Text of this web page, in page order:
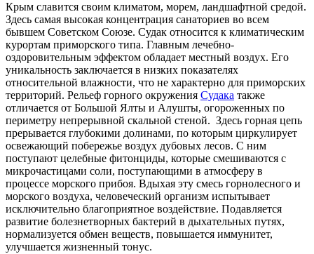
Крым славится своим климатом, морем, ландшафтной средой.
Здесь самая высокая концентрация санаториев во всем
бывшем Советском Союзе. Судак относится к климатическим
курортам приморского типа. Главным лечебно-
оздоровительным эффектом обладает местный воздух. Его
уникальность заключается в низких показателях
относительной влажности, что не характерно для приморских
территорий. Рельеф горного окружения Судака также
отличается от Большой Ялты и Алушты, огороженных по
периметру непрерывной скальной стеной. Здесь горная цепь
прерывается глубокими долинами, по которым циркулирует
освежающий побережье воздух дубовых лесов. С ним
поступают целебные фитонциды, которые смешиваются с
микрочастицами соли, поступающими в атмосферу в
процессе морского прибоя. Вдыхая эту смесь горнолесного и
морского воздуха, человеческий организм испытывает
исключительно благоприятное воздействие. Подавляется
развитие болезнетворных бактерий в дыхательных путях,
нормализуется обмен веществ, повышается иммунитет,
улучшается жизненный тонус.